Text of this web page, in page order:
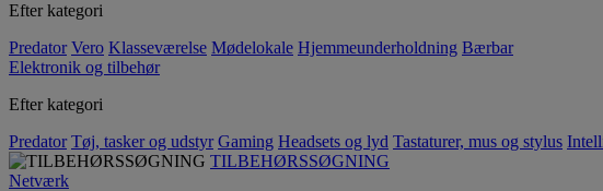
Efter kategori
Predator Vero Klasseværelse Mødelokale Hjemmeunderholdning Bærbar
Elektronik og tilbehør
Efter kategori
Predator Tøj, tasker og udstyr Gaming Headsets og lyd Tastaturer, mus og stylus
TILBEHØRSSØGNING
Netværk